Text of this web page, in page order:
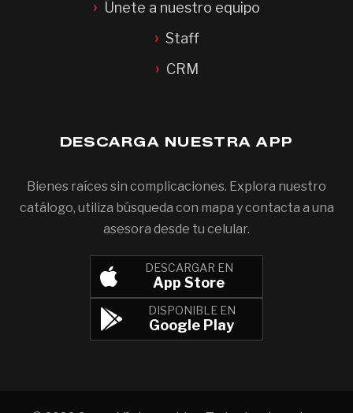
Únete a nuestro equipo
Staff
CRM
DESCARGA NUESTRA APP
Bienes raíces sin complicaciones. Explora nuestro
catálogo, utiliza búsqueda con mapa y contacta a una
asesora desde tu celular.
DESCARGAR EN
App Store
DISPONIBLE EN
Google Play